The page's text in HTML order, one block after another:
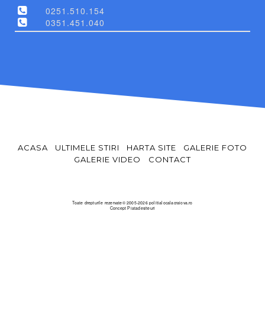
0251.510.154
0351.451.040
ACASA ULTIMELE STIRI HARTA SITE
GALERIE FOTO
GALERIE VIDEO
CONTACT
Toate drepturile rezervate© 2005-2026 politialocalacraiova.ro
ConceptPiatadesiteuri